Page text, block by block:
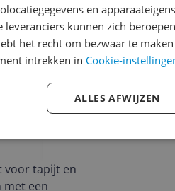
voor tapijt en
een
1
en
leveranciers kunnen zich
het recht om bezwaar te
intrekken in Cookie-
ALLES AFWIJZEN